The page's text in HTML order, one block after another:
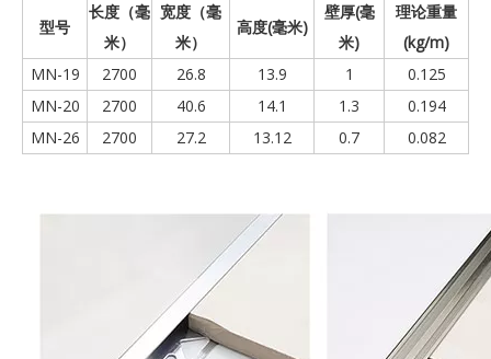
型号
长度（毫
米）
宽度（毫
米）
高度(毫米)
壁厚(毫
米)
理论重量
(kg/m)
MN-19
2700 26.8 13.9 1
0.125
MN-20
2700 40.6 14.1 1.3
0.194
MN-26
2700 27.2 13.12 0.7 0.082